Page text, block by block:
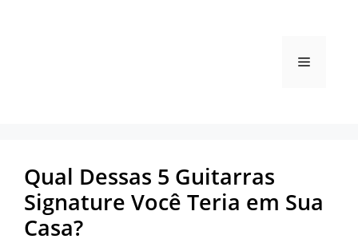
Menu
Qual Dessas 5 Guitarras
Signature Você Teria em Sua
Casa?